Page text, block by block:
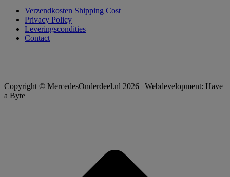
Verzendkosten Shipping Cost
Privacy Policy
Leveringscondities
Contact
Copyright © MercedesOnderdeel.nl 2026 | Webdevelopment: Have
a Byte